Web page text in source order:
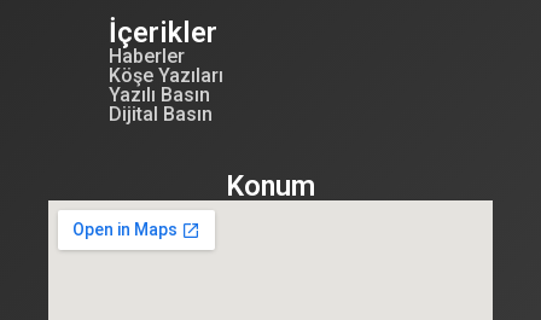
İçerikler
Haberler
Köşe Yazıları
Yazılı Basın
Dijital Basın
Konum